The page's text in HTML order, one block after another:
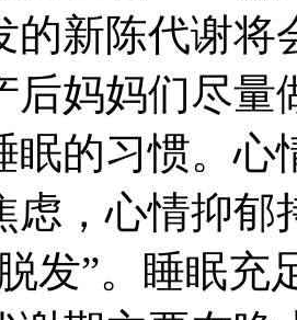
的新陈代谢将
后妈妈们尽
眠的习惯。
虑，心情抑郁
发”。睡眠